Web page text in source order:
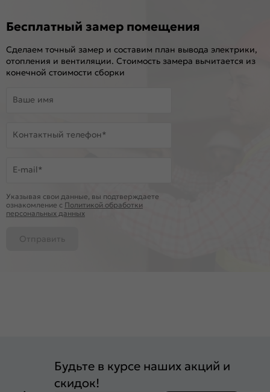
Бесплатный замер помещения
Сделаем точный замер и составим план вывода электрики,
отопления и вентиляции. Стоимость замера вычитается из
конечной стоимости сборки
Ваше имя
Контактный телефон*
E-mail*
Указывая свои данные, вы подтверждаете
ознакомление c Политикой обработки
персональных данных
Отправить
Будьте в курсе наших акций и
скидок!